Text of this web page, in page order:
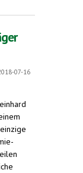
07-16